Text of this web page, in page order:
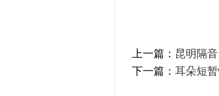
上一篇： 昆明隔
下一篇： 耳朵短